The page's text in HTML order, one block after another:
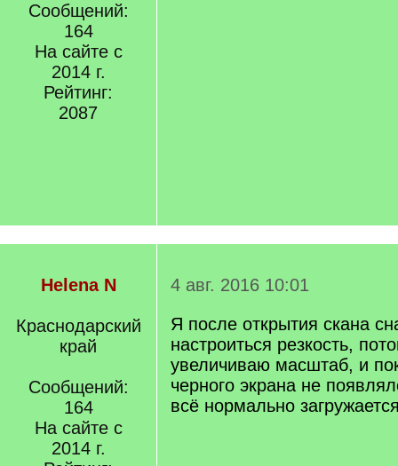
Сообщений:
164
На сайте с
2014 г.
Рейтинг:
2087
Helena N
Краснодарский
край
Сообщений:
164
На сайте с
2014 г.
4 авг. 2016 10:01
Я после открытия скана
настроиться резкость,
увеличиваю масштаб, и
черного экрана не
всё нормально